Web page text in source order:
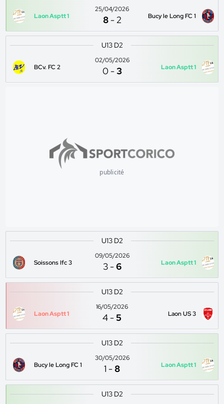
Laon Asptt 1
25/04/2026
8 -2 Bucy le Long FC 1
U13 D2
BCv. FC 2
02/05/2026
0 -3 Laon Asptt 1
publicité
U13 D2
Soissons Ifc 3
09/05/2026
3 -6 Laon Asptt 1
U13 D2
Laon Asptt 1
16/05/2026
4 -5 Laon US 3
U13 D2
Bucy le Long FC 1
30/05/2026
1 -8 Laon Asptt 1
U13 D2